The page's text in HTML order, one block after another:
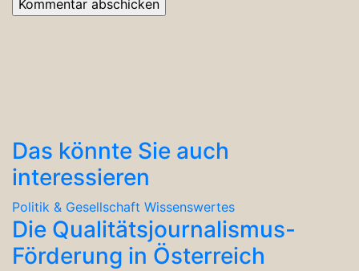
Das könnte Sie auch
interessieren
Politik & Gesellschaft Wissenswertes
Die Qualitätsjournalismus-
Förderung in Österreich